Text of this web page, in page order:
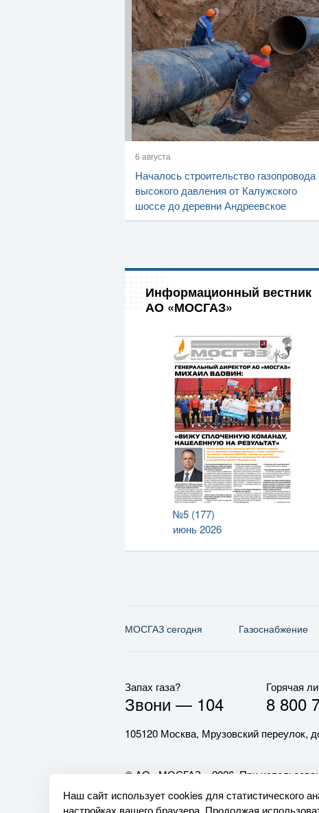
6 августа
Началось строительство газопровода
высокого давления от Калужского
шоссе до деревни Андреевское
Информационный вестник
АО «МОСГАЗ»
№5 (177)
июнь 2026
МОСГАЗ сегодня Газо­снабжение
Запах газа?
Звони — 104
Горячая
8 800
105120 Москва, Мрузовский переулок,
© АО «МОСГАЗ», 2026. При
обязательна.
Наш сайт использует cookies для статистического
настройках вашего браузера. Продолжая